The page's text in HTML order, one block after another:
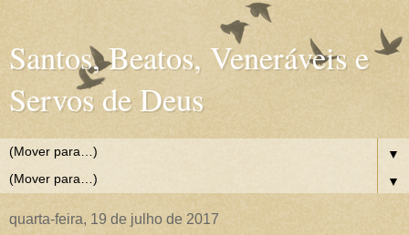
Santos, Beatos, Veneráveis e
Servos de Deus
▼
▼
quarta-feira, 19 de julho de 2017